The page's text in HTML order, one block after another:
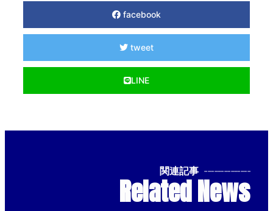
facebook
tweet
LINE
関連記事 --------------
Related News